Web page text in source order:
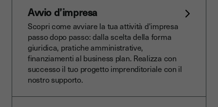
Avvio d’impresa
Scopri come avviare la tua attività d'impresa
passo dopo passo: dalla scelta della forma
giuridica, pratiche amministrative,
finanziamenti al business plan. Realizza con
successo il tuo progetto imprenditoriale con il
nostro supporto.